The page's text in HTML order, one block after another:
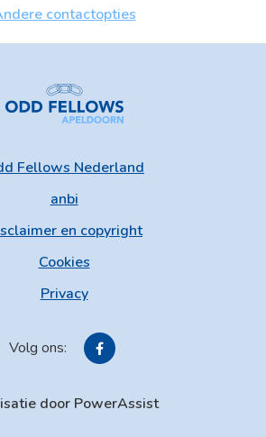
contactopties
Fellows Nederland
anbi
en copyright
Cookies
Privacy
Volg ons:
door PowerAssist